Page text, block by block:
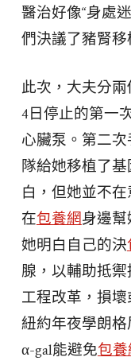
醫治好像“身處迷
們決議了豬腎移
此次，大夫分
4日停止的第一
心臟泵。第二次
隊給她移植了
白，但她並不
在包養網身邊幫
她明白自己的決
腺，以輔助抵
工程改革，損壞
紐約年夜學朗
α-gal能避免包養